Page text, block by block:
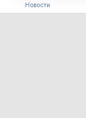
Новости